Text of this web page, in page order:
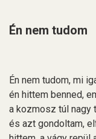
Én nem tudom
Én nem tudom, mi
én hittem benned,
a kozmosz túl nagy
és azt gondoltam,